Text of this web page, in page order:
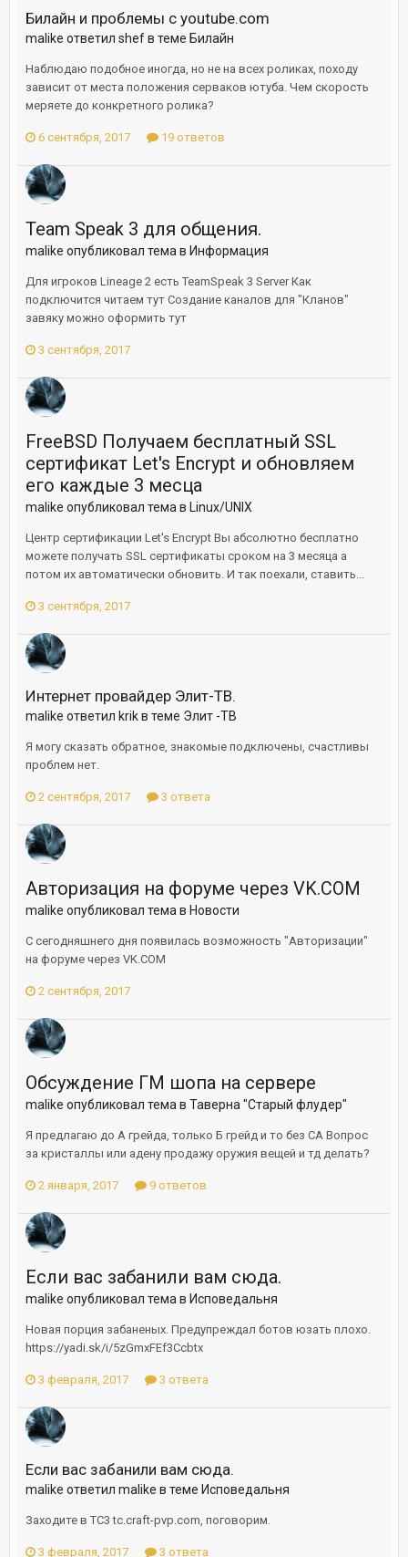
Билайн и проблемы с youtube.com
malike ответил shef в теме Билайн
Наблюдаю подобное иногда, но не на всех роликах, походу
зависит от места положения серваков ютуба. Чем скорость
меряете до конкретного ролика?
6 сентября, 2017 19 ответов
Team Speak 3 для общения.
malike опубликовал тема в Информация
Для игроков Lineage 2 есть TeamSpeak 3 Server Как
подключится читаем тут Создание каналов для "Кланов"
завяку можно оформить тут
3 сентября, 2017
FreeBSD Получаем бесплатный SSL
сертификат Let's Encrypt и обновляем
его каждые 3 месца
malike опубликовал тема в Linux/UNIX
Центр сертификации Let's Encrypt Вы абсолютно бесплатно
можете получать SSL сертификаты сроком на 3 месяца а
потом их автоматически обновить. И так поехали, ставить...
3 сентября, 2017
Интернет провайдер Элит-ТВ.
malike ответил krik в теме Элит -ТВ
Я могу сказать обратное, знакомые подключены, счастливы
проблем нет.
2 сентября, 2017 3 ответа
Авторизация на форуме через VK.COM
malike опубликовал тема в Новости
С сегодняшнего дня появилась возможность "Авторизации"
на форуме через VK.COM
2 сентября, 2017
Обсуждение ГМ шопа на сервере
malike опубликовал тема в Таверна "Старый флудер"
Я предлагаю до А грейда, только Б грейд и то без СА Вопрос
за кристаллы или адену продажу оружия вещей и тд делать?
2 января, 2017 9 ответов
Если вас забанили вам сюда.
malike опубликовал тема в Исповедальня
Новая порция забаненых. Предупреждал ботов юзать плохо.
https://yadi.sk/i/5zGmxFEf3Ccbtx
3 февраля, 2017 3 ответа
Если вас забанили вам сюда.
malike ответил malike в теме Исповедальня
Заходите в ТС3 tc.craft-pvp.com, поговорим.
3 февраля, 2017 3 ответа